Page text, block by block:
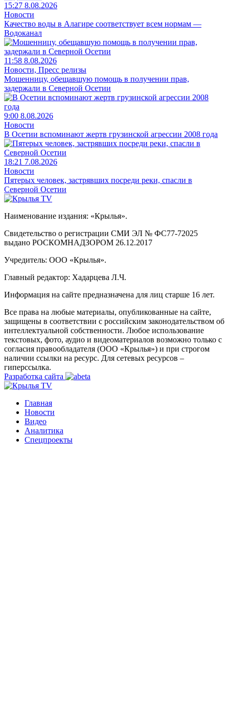
15:27 8.08.2026
Новости
Качество воды в Алагире соответствует всем нормам —
Водоканал
11:58 8.08.2026
Новости, Пресс релизы
Мошенницу, обещавшую помощь в получении прав,
задержали в Северной Осетии
9:00 8.08.2026
Новости
В Осетии вспоминают жертв грузинской агрессии 2008 года
18:21 7.08.2026
Новости
Пятерых человек, застрявших посреди реки, спасли в
Северной Осетии
Наименование издания: «Крылья».
Свидетельство о регистрации СМИ ЭЛ № ФС77-72025
выдано РОСКОМНАДЗОРОМ 26.12.2017
Учредитель: ООО «Крылья».
Главный редактор: Хадарцева Л.Ч.
Информация на сайте предназначена для лиц старше 16 лет.
Все права на любые материалы, опубликованные на сайте,
защищены в соответствии с российским законодательством об
интеллектуальной собственности. Любое использование
текстовых, фото, аудио и видеоматериалов возможно только с
согласия правообладателя (ООО «Крылья») и при строгом
наличии ссылки на ресурс. Для сетевых ресурсов –
гиперссылка.
Разработка сайта
Главная
Новости
Видео
Аналитика
Спецпроекты